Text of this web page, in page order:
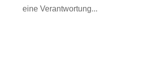
eine Verantwortung...